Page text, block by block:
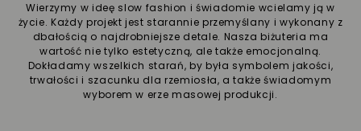
Wierzymy w ideę slow fashion i świadomie wcielamy ją w
życie. Każdy projekt jest starannie przemyślany i wykonany z
dbałością o najdrobniejsze detale. Nasza biżuteria ma
wartość nie tylko estetyczną, ale także emocjonalną.
Dokładamy wszelkich starań, by była symbolem jakości,
trwałości i szacunku dla rzemiosła, a także świadomym
wyborem w erze masowej produkcji.